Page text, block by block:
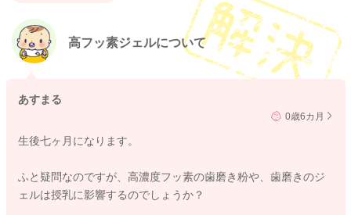
高フッ素ジェルについて
あすまる
0歳6カ月
生後七ヶ月になります。
ふと疑問なのですが、高濃度フッ素の歯磨き粉や、歯磨きのジ
ェルは授乳に影響するのでしょうか？